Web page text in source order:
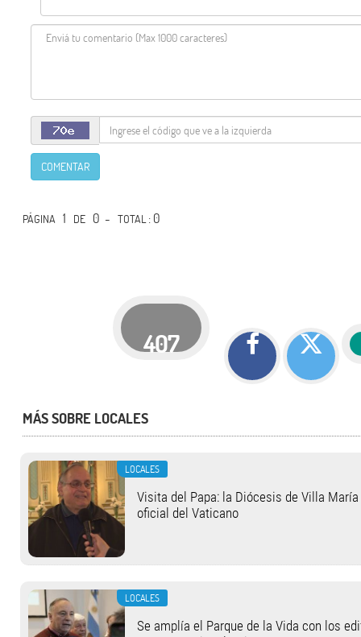
COMENTAR
PÁGINA 1 DE 0 -TOTAL: 0
407
MÁS SOBRE LOCALES
LOCALES
Visita del Papa: la Diócesis de Villa
oficial del Vaticano
LOCALES
Se amplía el Parque de la Vida con los